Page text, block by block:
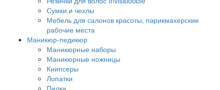
Сумки и чехлы
Мебель для салонов красоты, парикмахерские
рабочие места
Маникюр-педикюр
Маникюрные наборы
Маникюрные ножницы
Книпсеры
Лопатки
Пилки